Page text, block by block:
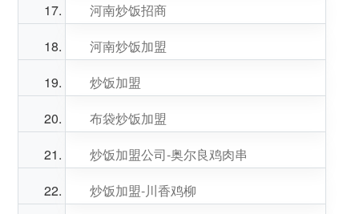
河南炒饭招商
河南炒饭加盟
炒饭加盟
布袋炒饭加盟
炒饭加盟公司-奥尔良鸡肉串
炒饭加盟-川香鸡柳